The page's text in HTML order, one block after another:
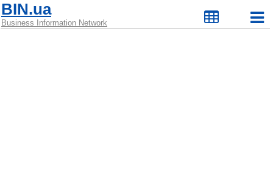
BIN.ua
Business Information Network